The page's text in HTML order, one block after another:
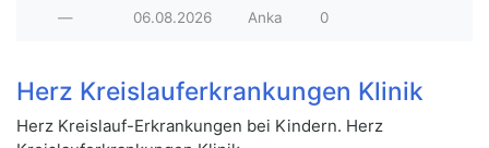
— 06.08.2026 Anka 0
Herz Kreislauferkrankungen Klinik
Herz Kreislauf-Erkrankungen bei Kindern. Herz